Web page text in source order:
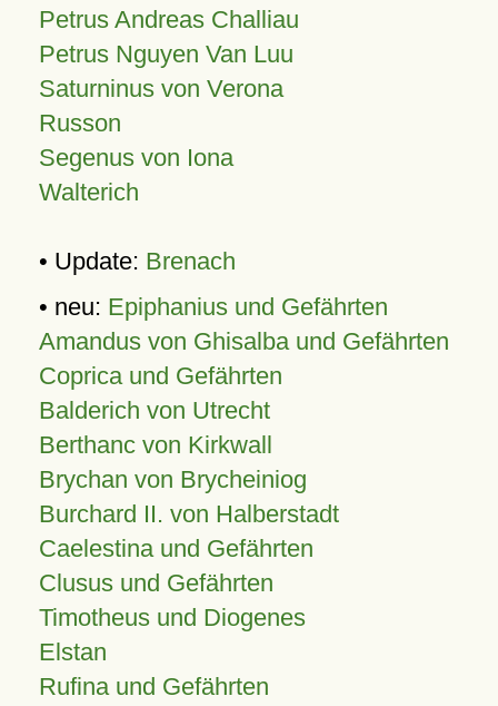
Petrus Andreas Challiau
Petrus Nguyen Van Luu
Saturninus von Verona
Russon
Segenus von Iona
Walterich
• Update: Brenach
• neu: Epiphanius und Gefährten
Amandus von Ghisalba und Gefährten
Coprica und Gefährten
Balderich von Utrecht
Berthanc von Kirkwall
Brychan von Brycheiniog
Burchard II. von Halberstadt
Caelestina und Gefährten
Clusus und Gefährten
Timotheus und Diogenes
Elstan
Rufina und Gefährten